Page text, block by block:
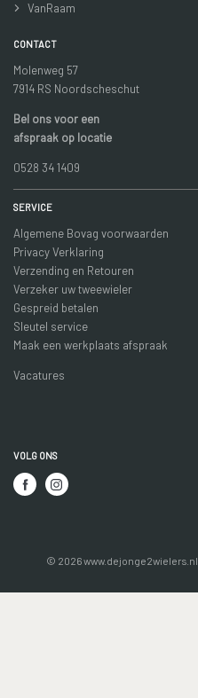
VanRaam
CONTACT
Molenweg 57
7914 RS Noordscheschut
Bel ons voor een
afspraak op locatie
0528 34 1409
SERVICE
Algemene Bovag voorwaarden
Privacy Verklaring
Verzending en Retouren
Verzeker uw tweewieler
Gespreid betalen
Sleutel service
Maak een werkplaats afspraak
Vacatures
VOLG ONS
© 2026 www.dejonge2wielers.nl